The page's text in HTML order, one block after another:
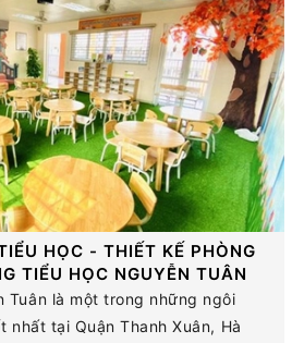
HỌC - THIẾT KẾ PHÒNG
TIỂU HỌC NGUYỄN TUÂN
Tuân là một trong những ngôi
tại Quận Thanh Xuân, Hà